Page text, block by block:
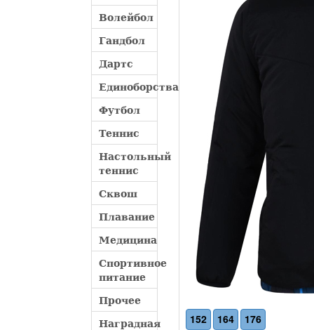
Волейбол
Гандбол
Дартс
Единоборства
Футбол
Теннис
Настольный
теннис
Сквош
Плавание
Медицина
Спортивное
питание
Прочее
Наградная
152 164 176